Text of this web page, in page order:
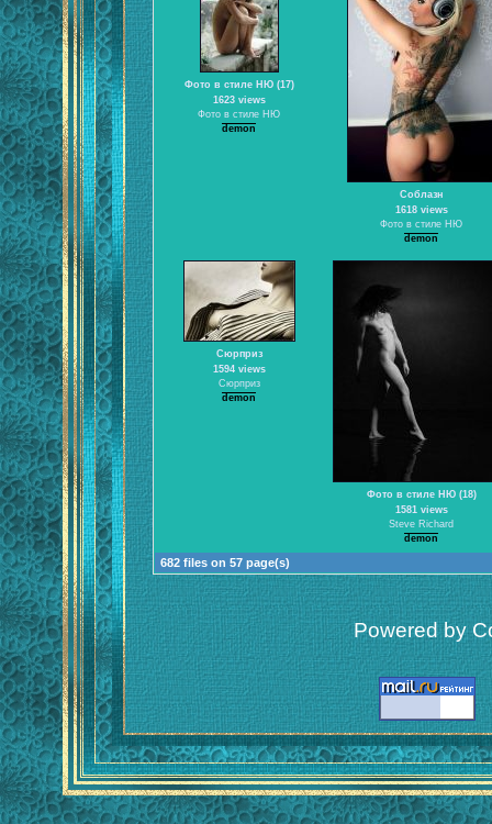
Фото в стиле НЮ (17)
1623 views
Фото в стиле НЮ
demon
Соблазн
1618 views
Фото в стиле НЮ
demon
Сюрприз
1594 views
Сюрприз
demon
Фото в стиле НЮ (18)
1581 views
Steve Richard
demon
682 files on 57 page(s)
Powered by